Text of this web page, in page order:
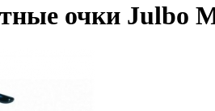
очки Julbo